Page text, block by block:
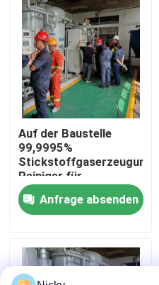
Werksbesichtigung
Qualitätskontrolle
Kontakt mit uns
Neuigkeiten
Bitte um ein Angebot
Hoher Reinheitsgrad-
Auf der Baustelle
99,9995%
Stickstoffgaserzeugung
Reiniger für
kaltgewalzte Bleche
Anfrage absenden